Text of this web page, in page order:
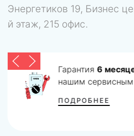
Энергетиков 19, Бизнес
й этаж, 215 офис.
Гарантия 6
нашим сервисным
ПОДРОБНЕЕ